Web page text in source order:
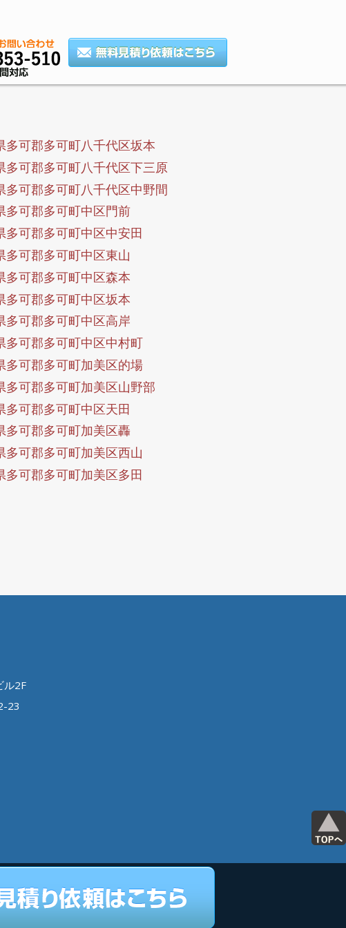
多可郡多可町八千代区坂本
多可郡多可町八千代区下三原
多可郡多可町八千代区中野間
多可郡多可町中区門前
多可郡多可町中区中安田
多可郡多可町中区東山
多可郡多可町中区森本
多可郡多可町中区坂本
多可郡多可町中区高岸
多可郡多可町中区中村町
多可郡多可町加美区的場
多可郡多可町加美区山野部
多可郡多可町中区天田
多可郡多可町加美区轟
多可郡多可町加美区西山
多可郡多可町加美区多田
ル2F
23